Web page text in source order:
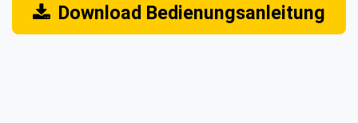
Download Bedienungsanleitung